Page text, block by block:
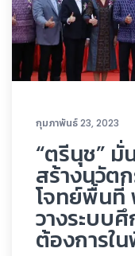
กุมภาพันธ์ 23, 2023
“ตรีนุช” มั่
สร้างนวัต
โจทย์พื้นที่
วางระบบ
ต้องการใ